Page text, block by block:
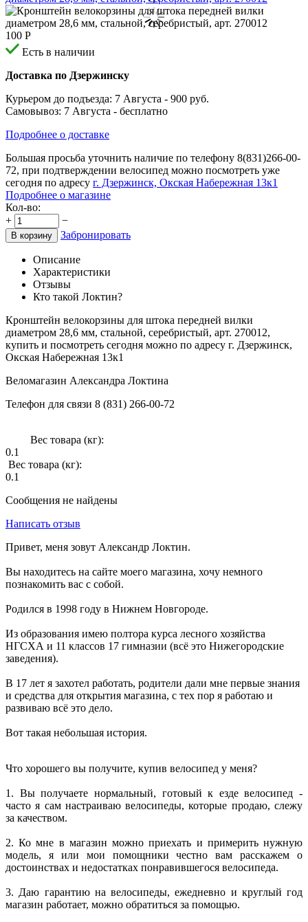
100 Р
Есть в наличии
Доставка по Дзержинску
Курьером до подъезда: 7 Августа - 900 руб.
Самовывоз: 7 Августа - бесплатно
Подробнее о доставке
Большая просьба уточнить наличие по телефону 8(831)266-00-
72, при подтверждении велосипед можно посмотреть уже
сегодня по адресу г. Дзержинск, Окская Набережная 13к1
Подробнее о магазине
Кол-во:
+
−
В корзину Забронировать
Описание
Характеристики
Отзывы
Кто такой Локтин?
Кронштейн велокорзины для штока передней вилки
диаметром 28,6 мм, стальной, серебристый, арт. 270012,
купить и посмотреть сегодня можно по адресу г. Дзержинск,
Окская Набережная 13к1
Веломагазин Александра Локтина
Телефон для связи 8 (831) 266-00-72
Вес товара (кг):
0.1
Вес товара (кг):
0.1
Сообщения не найдены
Написать отзыв
Привет, меня зовут Александр Локтин.
Вы находитесь на сайте моего магазина, хочу немного
познакомить вас с собой.
Родился в 1998 году в Нижнем Новгороде.
Из образования имею полтора курса лесного хозяйства
НГСХА и 11 классов 17 гимназии (всё это Нижегородские
заведения).
В 17 лет я захотел работать, родители дали мне первые знания
и средства для открытия магазина, с тех пор я работаю и
развиваю всё это дело.
Вот такая небольшая история.
Что хорошего вы получите, купив велосипед у меня?
1. Вы получаете нормальный, готовый к езде велосипед -
часто я сам настраиваю велосипеды, которые продаю, слежу
за качеством.
2. Ко мне в магазин можно приехать и примерить нужную
модель, я или мои помощники честно вам расскажем о
достоинствах и недостатках понравившегося велосипеда.
3. Даю гарантию на велосипеды, ежедневно и круглый год
магазин работает, можно обратиться за помощью.